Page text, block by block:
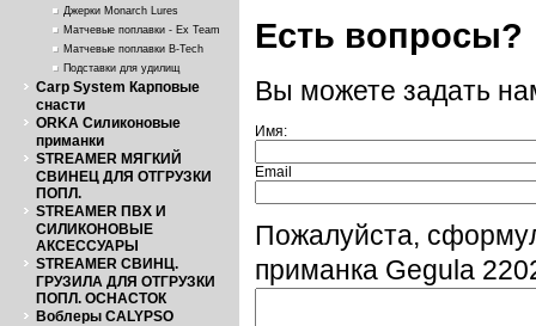
Джерки Monarch Lures
Матчевые поплавки - Ex Team
Матчевые поплавки B-Tech
Подставки для удилищ
Carp System Карповые
снасти
ORKA Силиконовые
приманки
STREAMER МЯГКИЙ
СВИНЕЦ ДЛЯ ОТГРУЗКИ
ПОПЛ.
STREAMER ПВХ И
СИЛИКОНОВЫЕ
АКСЕССУАРЫ
STREAMER СВИНЦ.
ГРУЗИЛА ДЛЯ ОТГРУЗКИ
ПОПЛ. ОСНАСТОК
Воблеры CALYPSO
Есть вопросы?
Вы можете задать
Имя:
Email
Пожалуйста,
приманка Gegula